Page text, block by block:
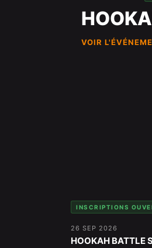
VOIR
INSCRIPTIONS
26 SEP 2026
HOOKAH BATTLE